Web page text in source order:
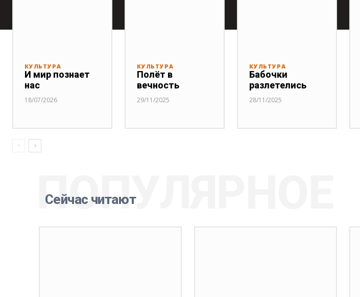
КУЛЬТУРА
И мир познает
нас
18/07/2026
КУЛЬТУРА
Полёт в
вечность
29/11/2025
КУЛЬТУРА
Бабочки
разлетелись
28/11/2025
Сейчас читают
ПОПУЛЯРНОЕ